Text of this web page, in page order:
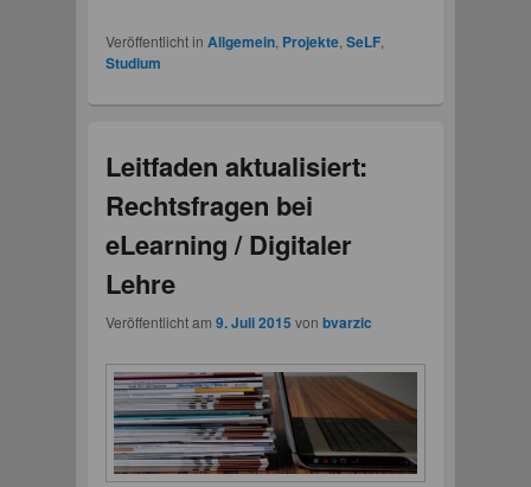
Veröffentlicht in Allgemein, Projekte, SeLF,
Studium
Leitfaden aktualisiert:
Rechtsfragen bei
eLearning / Digitaler
Lehre
Veröffentlicht am 9. Juli 2015 von bvarzic